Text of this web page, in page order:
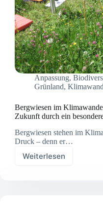
Anpassung,
Grünland,
Bergwiesen im
Zukunft durch ein
Bergwiesen stehen im
Druck – denn er…
Weiterlesen
Bergwiesen